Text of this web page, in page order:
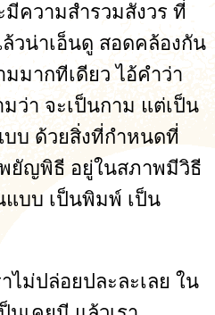
มีความสำรวมสังวร ที่
วน่าเอ็นดู สอดคล้องกัน
มากทีเดียว ไอ้คำว่า
ว่า จะเป็นกาม แต่เป็น
บ ด้วยสิ่งที่กำหนดที่
ยัญพิธี อยู่ในสภาพมีวิธี
บบ เป็นพิมพ์ เป็น
ไม่ปล่อยปละละเลย ใน